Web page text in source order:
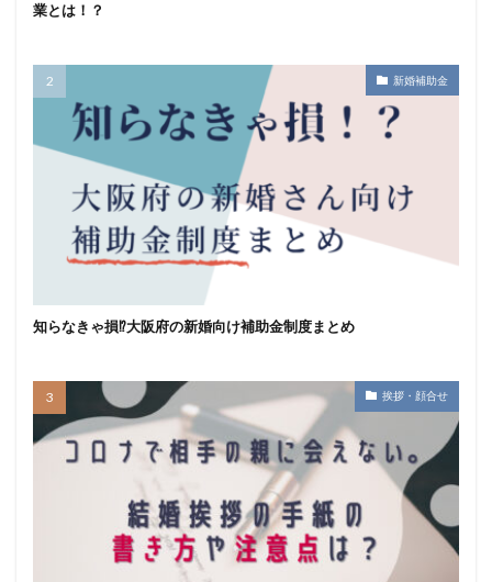
業とは！？
新婚補助金
知らなきゃ損⁉大阪府の新婚向け補助金制度まとめ
挨拶・顔合せ